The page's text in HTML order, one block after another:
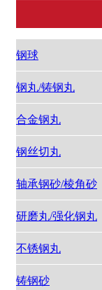
钢球
钢丸/铸钢丸
合金钢丸
钢丝切丸
轴承钢砂/棱角砂
研磨丸/强化钢丸
不锈钢丸
铸钢砂